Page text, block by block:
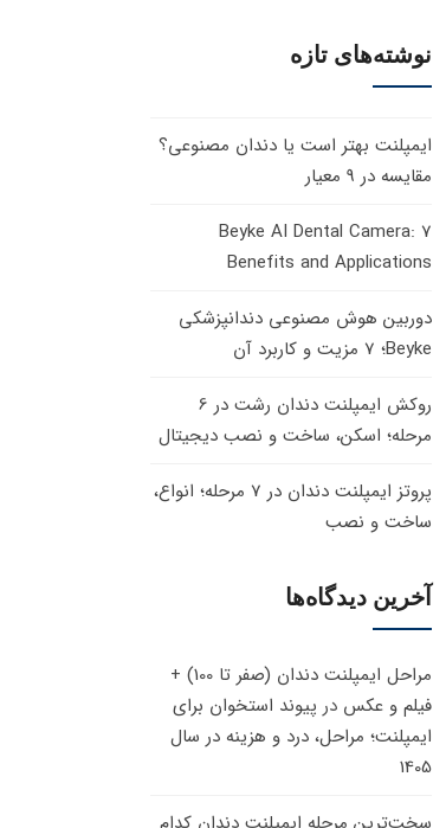
نوشته‌های تازه
ایمپلنت بهتر است یا دندان مصنوعی؟
مقایسه در 9 معیار
Beyke AI Dental Camera: 7
Benefits and Applications
دوربین هوش مصنوعی دندانپزشکی
Beyke؛ 7 مزیت و کاربرد آن
روکش ایمپلنت دندان رشت در 6
مرحله؛ اسکن، ساخت و نصب دیجیتال
پروتز ایمپلنت دندان در 7 مرحله؛ انواع،
ساخت و نصب
آخرین دیدگاه‌ها
مراحل ایمپلنت دندان (صفر تا 100) +
فیلم و عکس در پیوند استخوان برای
ایمپلنت؛ مراحل، درد و هزینه در سال
1405